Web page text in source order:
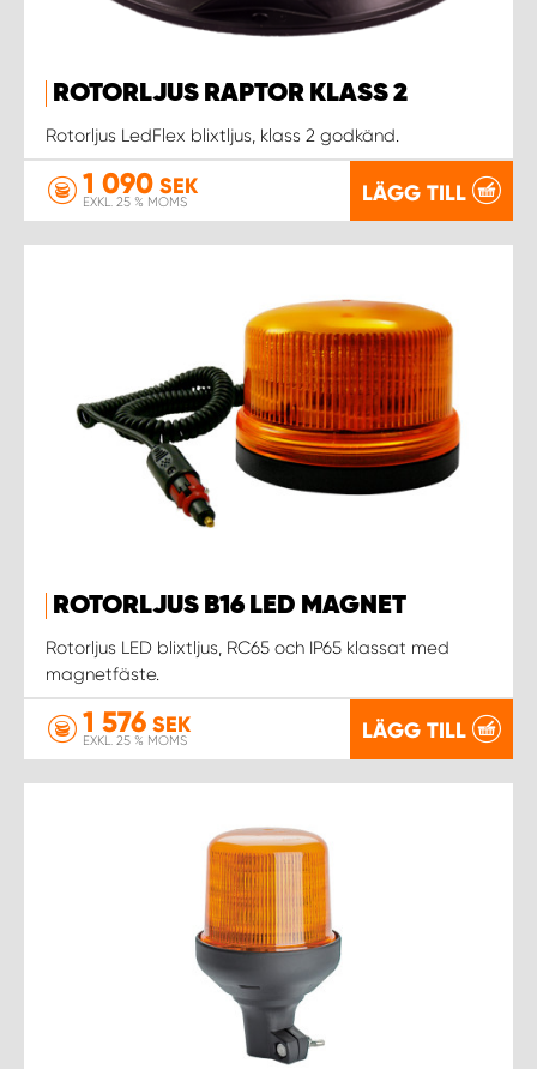
ROTORLJUS RAPTOR KLASS 2
Rotorljus LedFlex blixtljus, klass 2 godkänd.
1 090 SEK
EXKL. 25 % MOMS LÄGG TILL
ROTORLJUS B16 LED MAGNET
Rotorljus LED blixtljus, RC65 och IP65 klassat med
magnetfäste.
1 576 SEK
EXKL. 25 % MOMS LÄGG TILL